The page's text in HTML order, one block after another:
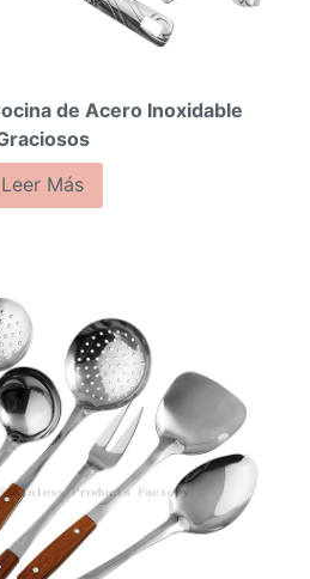
de Acero Inoxidable
Leer Más